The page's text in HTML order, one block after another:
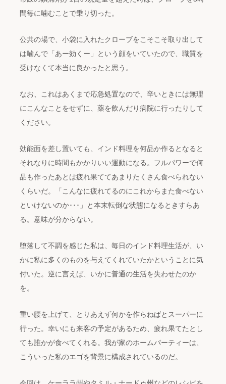
間毎に噛むことで乗り切った。
公共の場で、小袋に入れたクローブをこそこそ取り出して
は噛んで「あー効くー」という顔をいていたので、職質を
受けなくて本当に良かったと思う。
なお、これはあくまで応急処置なので、辛いときには無理
にこんなことをせずに、薬を飲んだり病院に行ったりして
ください。
効能面を差し置いても、インド料理を何品か作るとなると
それなりに時間もかかりいい運動になる。フルパワーで何
品も作ったあとは疲れ果ててあまりたくさん食べられない
くらいだ。「こんなに疲れてるのにこれからまた食べない
といけないのか･･･」と本末転倒な状態になるときすらあ
る。意味が分からない。
堕落して不調を感じた私は、毎日のインド料理生活が、い
かに私に多くのものを与えてくれていたかということに気
付いた。逆に言えば、いかに普通の生活を失わせたのか
を。
重い腰を上げて、とりあえず何かを作らねばとスーパーに
行った。幸いにも来客の予定があるため、疲れ果てたとし
ても誰かが食べてくれる。我が家のホームパーティーは、
こういった私のエゴを背景に構成されているのだ。